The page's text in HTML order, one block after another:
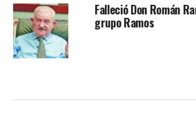
Falleció Don Román
grupo Ramos